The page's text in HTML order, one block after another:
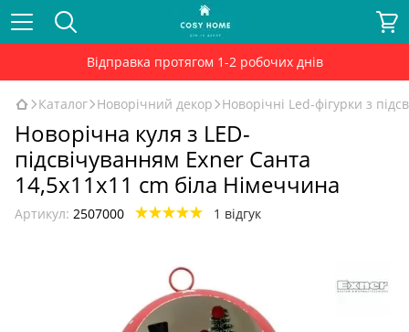
Відправка протягом 1-2 робочих днів
Каталог Новорічний декор Новорічні Led-фігурки з
Новорічна куля з LED-
підсвічуванням Exner Cанта
14,5x11x11 cm біла Німеччина
Артикул: 2507000 1 відгук